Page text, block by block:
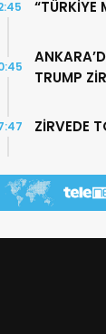
“TÜRKİYE
TRUMP
ZİRVEDE